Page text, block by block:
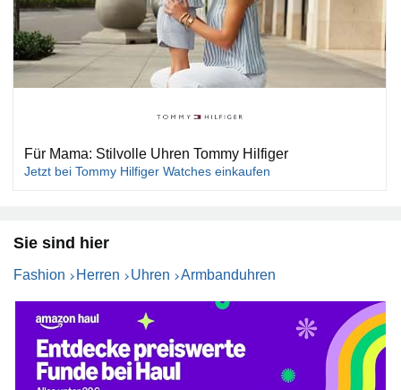
Für Mama: Stilvolle Uhren Tommy Hilfiger
Jetzt bei Tommy Hilfiger Watches einkaufen
Sie sind hier
Fashion Herren Uhren Armbanduhren